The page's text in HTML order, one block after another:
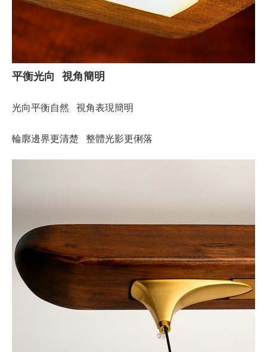
平衡光向 視角簡明
光向平衡自然 視角表現簡明
輪廓邊界更清楚 整體光影更俐落